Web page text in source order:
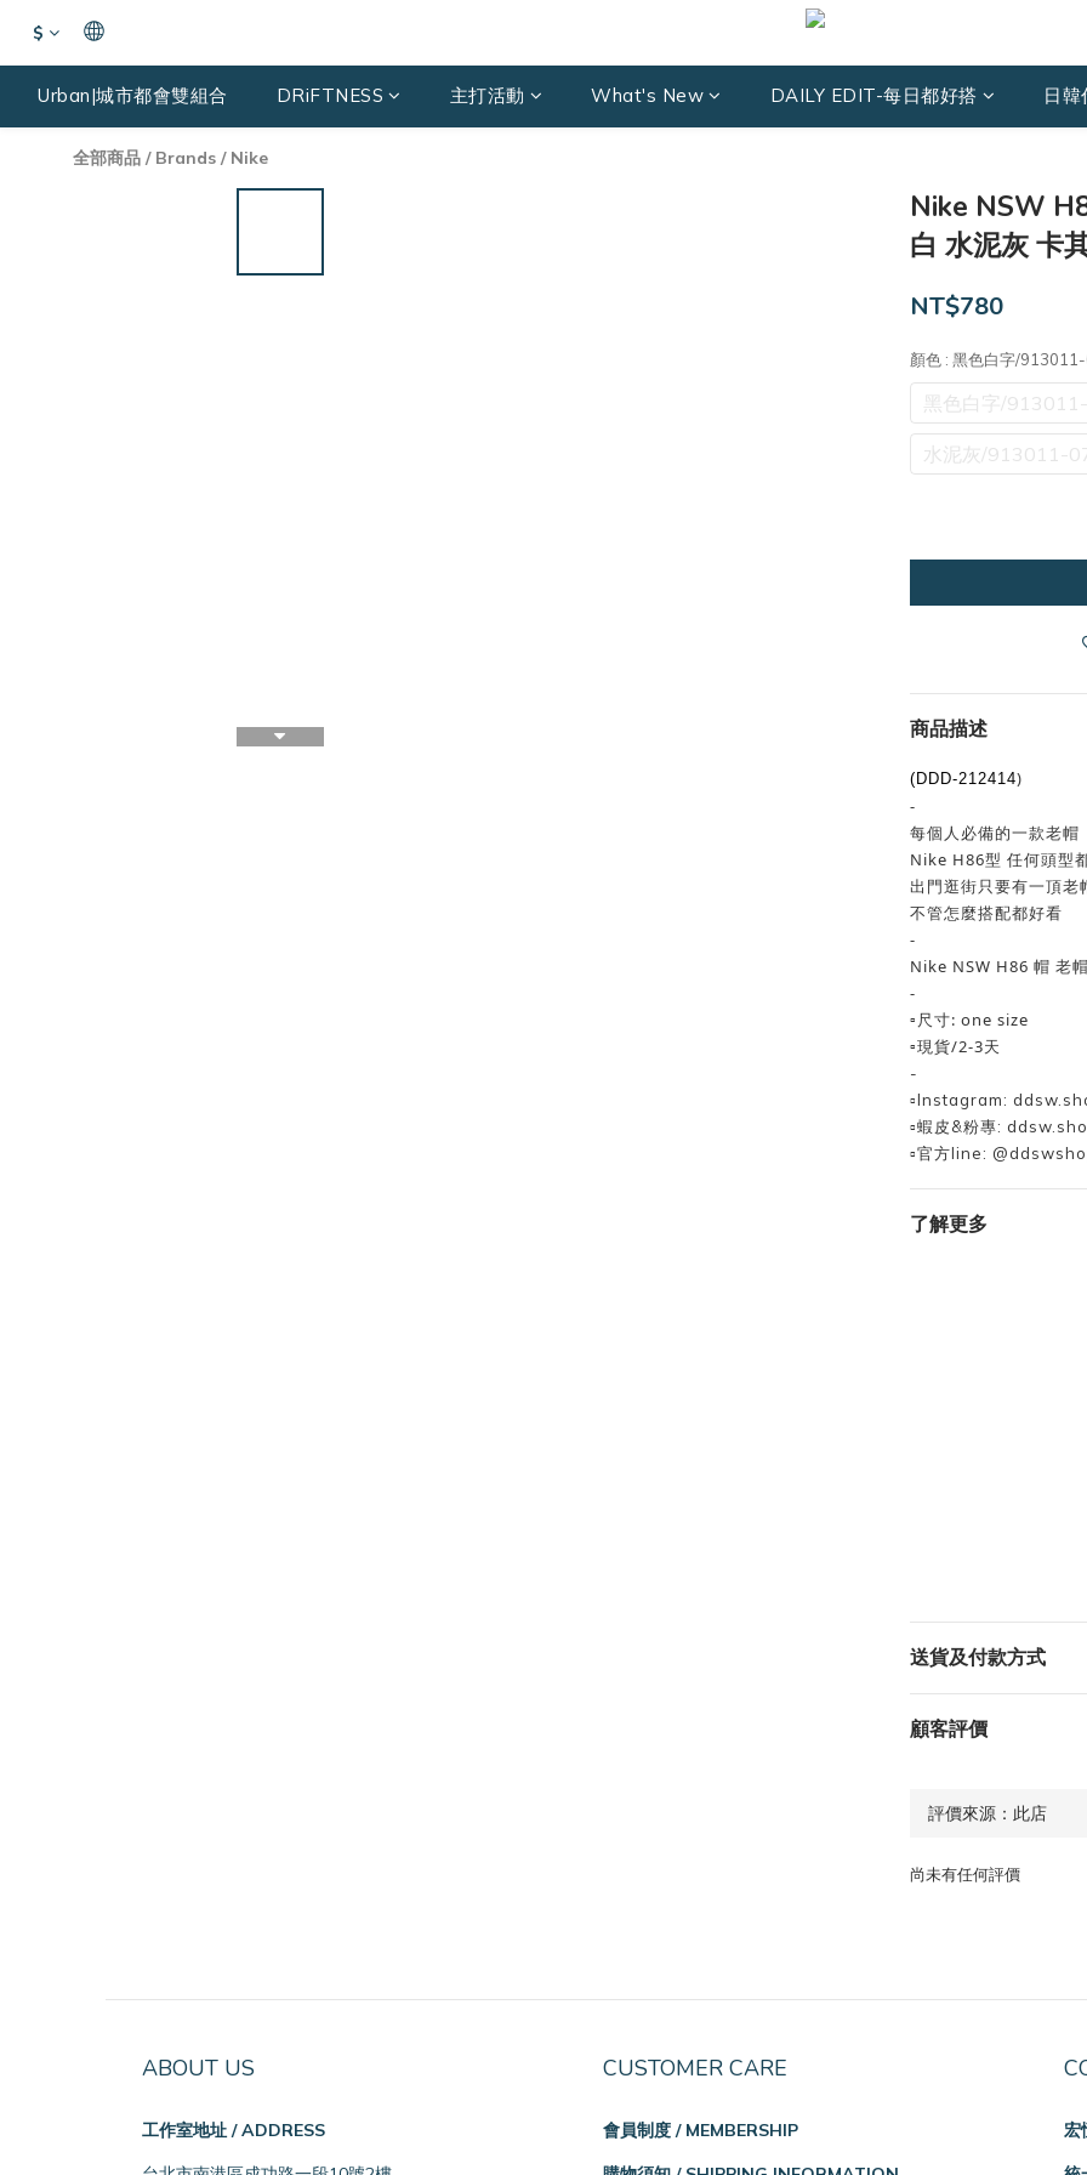
$
Urban|城市都會雙組合 DRiFTNESS 主打活動 What's New DAILY EDIT-每日都好搭 日韓
全部商品 / Brands / Nike
Nike NSW
白 水泥灰 卡
NT$780
顏色 : 黑色白字/
黑色白字/
水泥灰/913011-
商品描述
( DDD-212414)
-
每個人必備的一款老帽
Nike H86型 任何頭型
出門逛街只要有一頂老
不管怎麼搭配都好看
-
Nike NSW H86 帽 老
-
▫️尺寸: one size
▫️現貨/2-3天
-
▫️Instagram:
▫️蝦皮&粉專:
▫️官方line:
了解更多
送貨及付款方式
顧客評價
尚未有任何評價
ABOUT US
工作室地址 / ADDRESS
CUSTOMER CARE
會員制度 / MEMBERSHIP
宏